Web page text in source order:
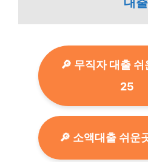
🔎 무직자 대출
25
🔎 소액대출 쉬운